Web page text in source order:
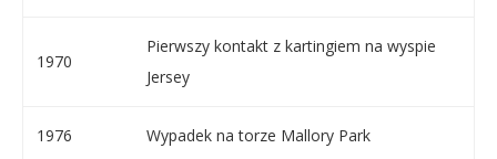
1970
Pierwszy kontakt z kartingiem na wyspie
Jersey
1976 Wypadek na torze Mallory Park